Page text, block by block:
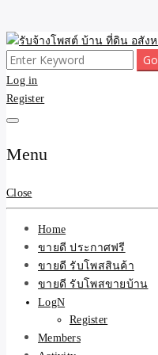
Skip
to
content
รับจ้างโพส
และบริการ
ขายดี โพสประกาศขายสินค้าฟ
Search
for:
Log in
Register
Menu
Close
Home
ขายดี ประกาศฟรี
ขายดี รับโพสสินค้า
ขายดี รับโพสขายบ้าน
LogN
Register
Members